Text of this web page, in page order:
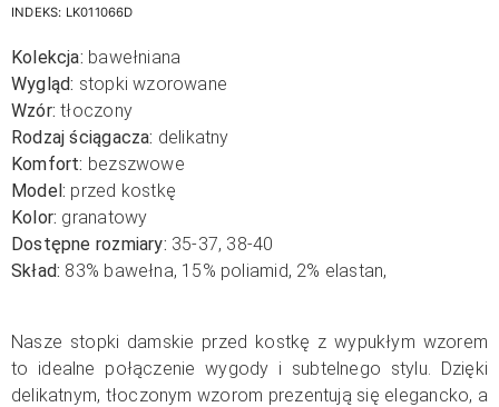
INDEKS: LK011066D
Kolekcja: bawełniana
Wygląd: stopki wzorowane
Wzór: tłoczony
Rodzaj ściągacza: delikatny
Komfort: bezszwowe
Model: przed kostkę
Kolor: granatowy
Dostępne rozmiary: 35-37, 38-40
Skład: 83% bawełna, 15% poliamid, 2% elastan,
Nasze stopki damskie przed kostkę z wypukłym wzorem
to idealne połączenie wygody i subtelnego stylu. Dzięki
delikatnym, tłoczonym wzorom prezentują się elegancko, a